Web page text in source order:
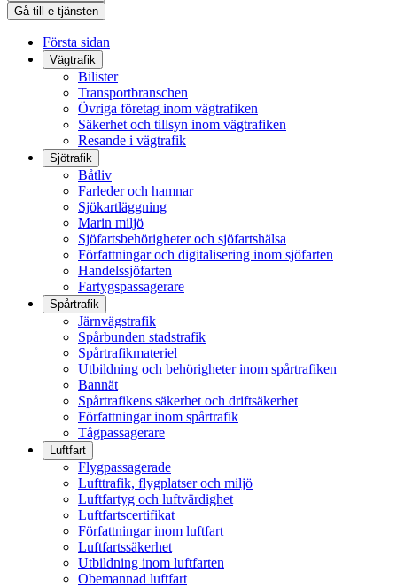
Gå till e-tjänsten
Första sidan
Vägtrafik
Bilister
Transportbranschen
Övriga företag inom vägtrafiken
Säkerhet och tillsyn inom vägtrafiken
Resande i vägtrafik
Sjötrafik
Båtliv
Farleder och hamnar
Sjökartläggning
Marin miljö
Sjöfartsbehörigheter och sjöfartshälsa
Författningar och digitalisering inom sjöfarten
Handelssjöfarten
Fartygspassagerare
Spårtrafik
Järnvägstrafik
Spårbunden stadstrafik
Spårtrafikmateriel
Utbildning och behörigheter inom spårtrafiken
Bannät
Spårtrafikens säkerhet och driftsäkerhet
Författningar inom spårtrafik
Tågpassagerare
Luftfart
Flygpassagerade
Lufttrafik, flygplatser och miljö
Luftfartyg och luftvärdighet
Luftfartscertifikat
Författningar inom luftfart
Luftfartssäkerhet
Utbildning inom luftfarten
Obemannad luftfart